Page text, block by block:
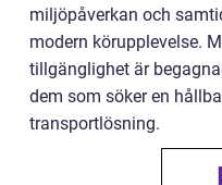
miljöpåverkan och
modern körupplevelse.
tillgänglighet är
dem som söker en
transportlösning.